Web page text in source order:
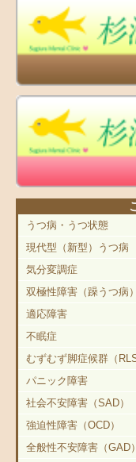
うつ病・うつ状態
現代型（新型）うつ病
気分変調症
双極性障害（躁うつ病）
適応障害
不眠症
むずむず脚症候群（RLS
パニック障害
社会不安障害（SAD）
強迫性障害（OCD）
全般性不安障害（GAD）